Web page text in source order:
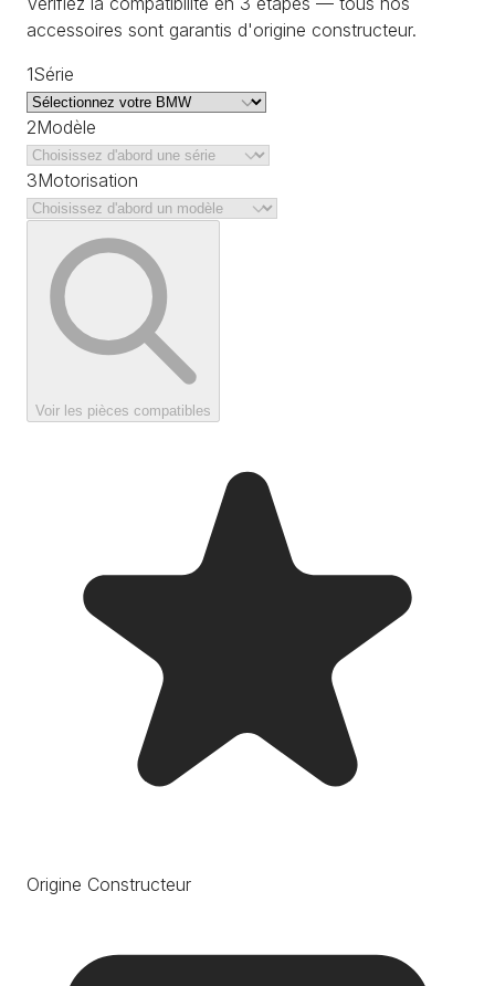
accessoires sont garantis d'origine constructeur.
1Série
2Modèle
3Motorisation
Voir les pièces compatibles
Origine Constructeur